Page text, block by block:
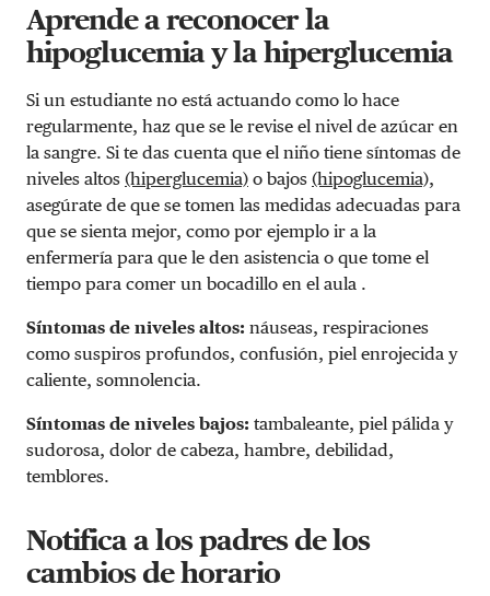
Aprende a reconocer la
hipoglucemia y la hiperglucemia
Si un estudiante no está actuando como lo hace
regularmente, haz que se le revise el nivel de azúcar en
la sangre. Si te das cuenta que el niño tiene síntomas de
niveles altos (hiperglucemia) o bajos (hipoglucemia),
asegúrate de que se tomen las medidas adecuadas para
que se sienta mejor, como por ejemplo ir a la
enfermería para que le den asistencia o que tome el
tiempo para comer un bocadillo en el aula .
Síntomas de niveles altos: náuseas, respiraciones
como suspiros profundos, confusión, piel enrojecida y
caliente, somnolencia.
Síntomas de niveles bajos: tambaleante, piel pálida y
sudorosa, dolor de cabeza, hambre, debilidad,
temblores.
Notifica a los padres de los
cambios de horario